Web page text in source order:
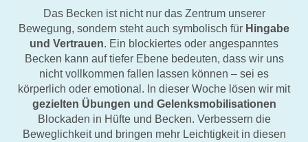
Das Becken ist nicht nur das Zentrum unserer
Bewegung, sondern steht auch symbolisch für Hingabe
und Vertrauen. Ein blockiertes oder angespanntes
Becken kann auf tiefer Ebene bedeuten, dass wir uns
nicht vollkommen fallen lassen können – sei es
körperlich oder emotional. In dieser Woche lösen wir mit
gezielten Übungen und Gelenksmobilisationen
Blockaden in Hüfte und Becken. Verbessern die
Beweglichkeit und bringen mehr Leichtigkeit in diesen